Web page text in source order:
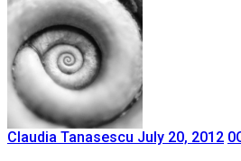
Claudia Tanasescu July 20, 2012 0